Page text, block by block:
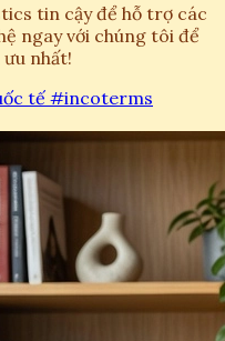
tin cậy để hỗ trợ các
ngay với chúng tôi để
nhất!
tế #incoterms